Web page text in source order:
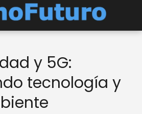
y 5G:
tecnología y